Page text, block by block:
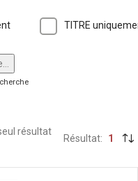
TITRE
résultat
Résultat 1